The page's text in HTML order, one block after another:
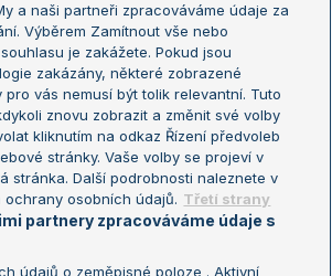
US Open
Turnaj mistrů
Turnaj mistryň
a naši partneři zpracováváme údaje za
Výběrem Zamítnout vše nebo
je zakážete. Pokud jsou
zakázány, některé zobrazené
pro vás nemusí být tolik relevantní. Tuto
znovu zobrazit a změnit své volby
kliknutím na odkaz Řízení předvoleb
stránky. Vaše volby se projeví v
stránka. Další podrobnosti naleznete v
osobních údajů. Třetí strany
partnery zpracováváme údaje s
údajů o zeměpisné poloze . Aktivní